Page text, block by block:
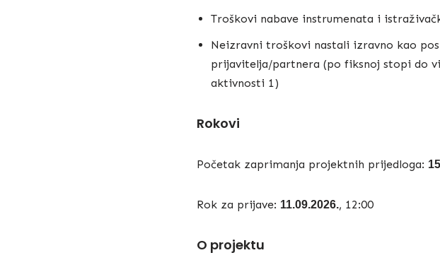
Troškovi nabave instrumenata i
Neizravni troškovi nastali izravno kao
prijavitelja/partnera (po fiksnoj stopi do
aktivnosti 1)
Rokovi
Početak zaprimanja projektnih prijedloga:
Rok za prijave: 11.09.2026., 12:00
O projektu